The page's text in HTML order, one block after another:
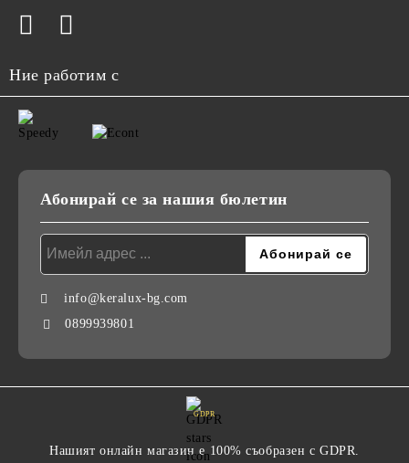
Ние работим с
Абонирай се за нашия бюлетин
info@keralux-bg.com
0899939801
GDPR
Нашият онлайн магазин е 100% съобразен с GDPR.